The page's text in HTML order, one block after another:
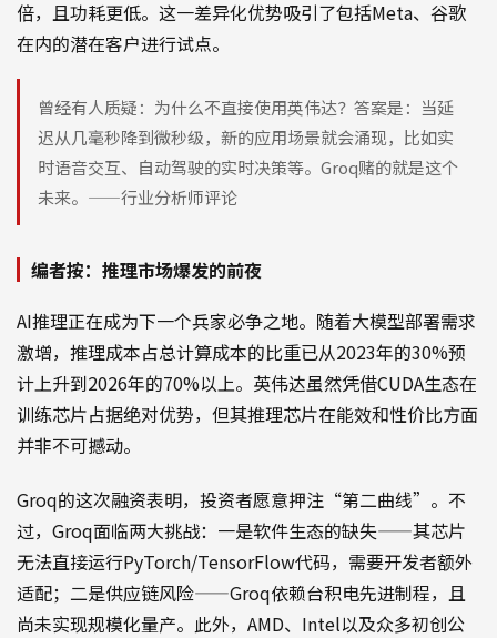
倍，且功耗更低。这一差异化优势吸引了包括Meta、谷歌
在内的潜在客户进行试点。
曾经有人质疑：为什么不直接使用英伟达？答案是：当延
迟从几毫秒降到微秒级，新的应用场景就会涌现，比如实
时语音交互、自动驾驶的实时决策等。Groq赌的就是这个
未来。——行业分析师评论
编者按：推理市场爆发的前夜
AI推理正在成为下一个兵家必争之地。随着大模型部署需求
激增，推理成本占总计算成本的比重已从2023年的30%预
计上升到2026年的70%以上。英伟达虽然凭借CUDA生态在
训练芯片占据绝对优势，但其推理芯片在能效和性价比方面
并非不可撼动。
Groq的这次融资表明，投资者愿意押注“第二曲线”。不
过，Groq面临两大挑战：一是软件生态的缺失——其芯片
无法直接运行PyTorch/TensorFlow代码，需要开发者额外
适配；二是供应链风险——Groq依赖台积电先进制程，且
尚未实现规模化量产。此外，AMD、Intel以及众多初创公